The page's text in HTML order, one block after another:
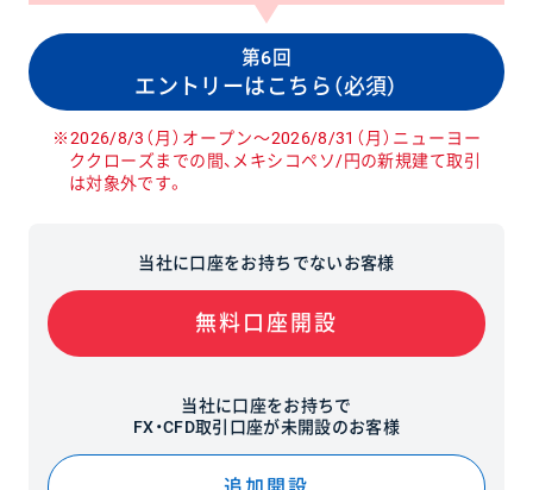
第6回
エントリーはこちら（必須）
※2026/8/3（月）オープン〜2026/8/31（月）ニューヨー
ククローズまでの間、メキシコペソ/円の新規建て取引
は対象外です。
当社に口座をお持ちでないお客様
無料口座開設
当社に口座をお持ちで
FX・CFD取引口座が未開設のお客様